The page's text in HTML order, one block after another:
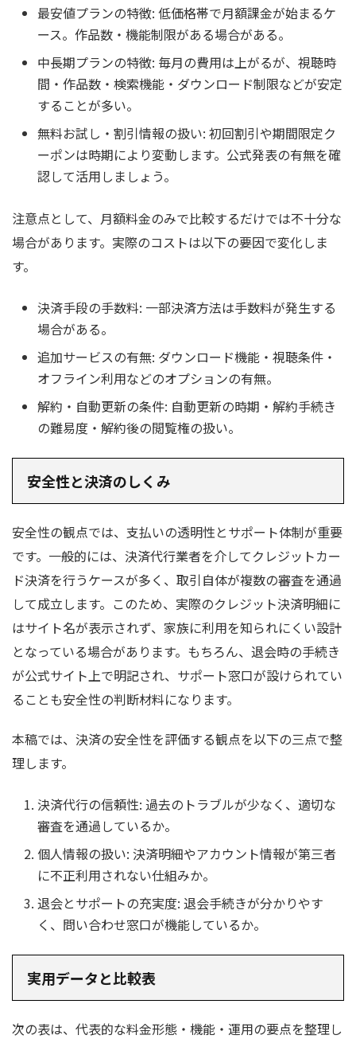
最安値プランの特徴: 低価格帯で月額課金が始まるケ
ース。作品数・機能制限がある場合がある。
中長期プランの特徴: 毎月の費用は上がるが、視聴時
間・作品数・検索機能・ダウンロード制限などが安定
することが多い。
無料お試し・割引情報の扱い: 初回割引や期間限定ク
ーポンは時期により変動します。公式発表の有無を確
認して活用しましょう。
注意点として、月額料金のみで比較するだけでは不十分な
場合があります。実際のコストは以下の要因で変化しま
す。
決済手段の手数料: 一部決済方法は手数料が発生する
場合がある。
追加サービスの有無: ダウンロード機能・視聴条件・
オフライン利用などのオプションの有無。
解約・自動更新の条件: 自動更新の時期・解約手続き
の難易度・解約後の閲覧権の扱い。
安全性と決済のしくみ
安全性の観点では、支払いの透明性とサポート体制が重要
です。一般的には、決済代行業者を介してクレジットカー
ド決済を行うケースが多く、取引自体が複数の審査を通過
して成立します。このため、実際のクレジット決済明細に
はサイト名が表示されず、家族に利用を知られにくい設計
となっている場合があります。もちろん、退会時の手続き
が公式サイト上で明記され、サポート窓口が設けられてい
ることも安全性の判断材料になります。
本稿では、決済の安全性を評価する観点を以下の三点で整
理します。
決済代行の信頼性: 過去のトラブルが少なく、適切な
審査を通過しているか。
個人情報の扱い: 決済明細やアカウント情報が第三者
に不正利用されない仕組みか。
退会とサポートの充実度: 退会手続きが分かりやす
く、問い合わせ窓口が機能しているか。
実用データと比較表
次の表は、代表的な料金形態・機能・運用の要点を整理し